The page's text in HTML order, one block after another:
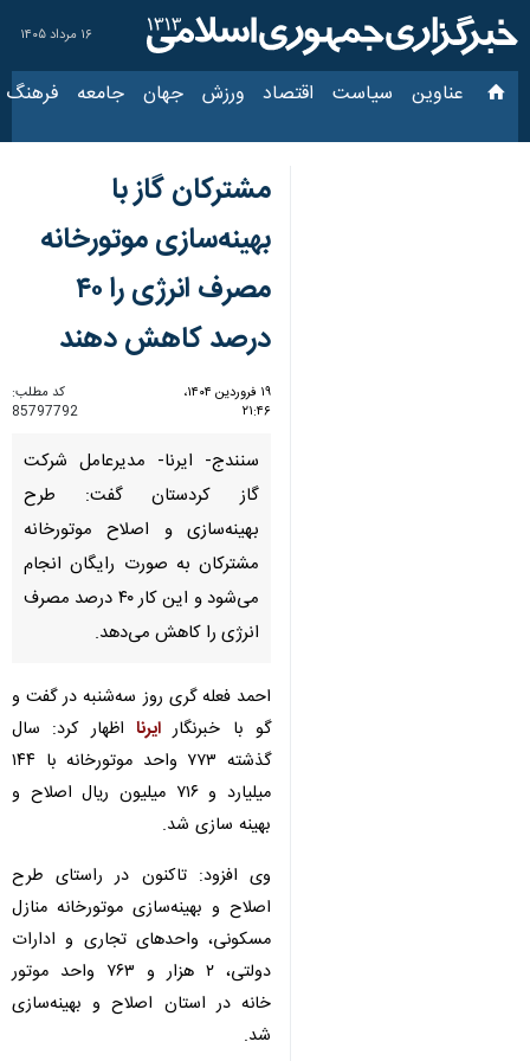
۱۶ مرداد ۱۴۰۵
عناوین‌ سیاست اقتصاد ورزش جهان جامعه فرهنگ
مشترکان گاز با
بهینه‌سازی موتورخانه
مصرف انرژی را ۴۰
درصد کاهش دهند
۱۹ فروردین ۱۴۰۴،
۲۱:۴۶
کد مطلب:
85797792
سنندج- ایرنا- مدیرعامل شرکت
گاز کردستان گفت: طرح
بهینه‌سازی و اصلاح موتورخانه
مشترکان به صورت رایگان انجام
می‌شود و این کار ۴۰ درصد مصرف
انرژی را کاهش می‌دهد.
احمد فعله گری روز سه‌شنبه در گفت و
گو با خبرنگار ایرنا اظهار کرد: سال
گذشته ۷۷۳ واحد موتورخانه با ۱۴۴
میلیارد و ۷۱۶ میلیون ریال اصلاح و
بهینه سازی شد.
وی افزود: تاکنون در راستای طرح
اصلاح و بهینه‌سازی موتورخانه منازل
مسکونی، واحدهای تجاری و ادارات
دولتی، ۲ هزار و ۷۶۳ واحد موتور خانه
در استان اصلاح و بهینه‌سازی شد.